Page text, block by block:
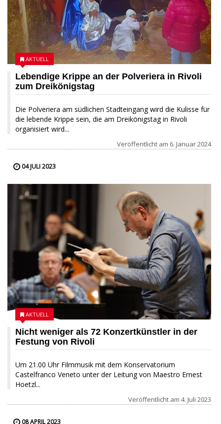
Lebendige Krippe an der Polveriera in Rivoli
zum Dreikönigstag
Die Polveriera am südlichen Stadteingang wird die Kulisse für
die lebende Krippe sein, die am Dreikönigstag in Rivoli
organisiert wird...
AKTUELL
Veröffentlicht am 6. Januar 2024
04 JULI 2023
Nicht weniger als 72 Konzertkünstler in der
Festung von Rivoli
Um 21.00 Uhr Filmmusik mit dem Konservatorium
Castelfranco Veneto unter der Leitung von Maestro Ernest
Hoetzl...
AKTUELL
Veröffentlicht am 4. Juli 2023
08 APRIL 2023